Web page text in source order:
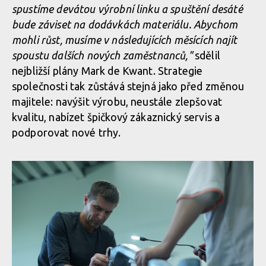
Superior a Rock
Machine mění
majitele
spustíme devátou výrobní linku a spuštění desáté
bude záviset na dodávkách materiálu. Abychom
mohli růst, musíme v následujících měsících najít
spoustu dalších nových zaměstnanců,"sdělil
nejbližší plány Mark de Kwant. Strategie
společnosti tak zůstává stejná jako před změnou
majitele: navýšit výrobu, neustále zlepšovat
kvalitu, nabízet špičkový zákaznický servis a
podporovat nové trhy.